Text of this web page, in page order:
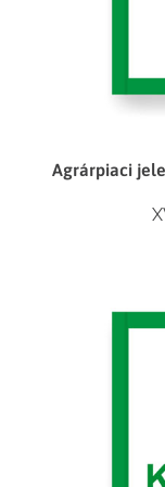
Agrárpiaci